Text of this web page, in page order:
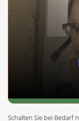
Schalten Sie bei Bedarf